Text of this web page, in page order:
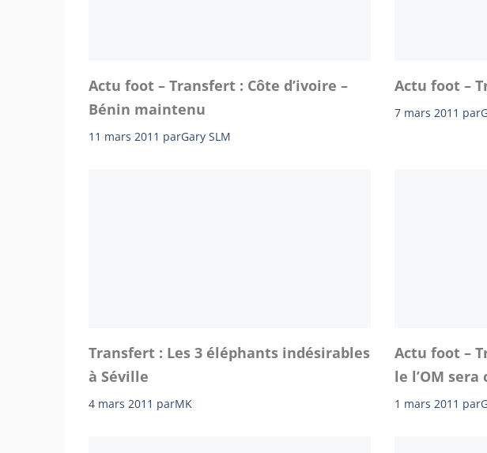
Actu foot – Transfert : Côte d’ivoire –
Bénin maintenu
11 mars 2011 parGary SLM
Actu foot –
7 mars 2011 par
Transfert : Les 3 éléphants indésirables
à Séville
4 mars 2011 parMK
Actu foot –
le l’OM
1 mars 2011 par